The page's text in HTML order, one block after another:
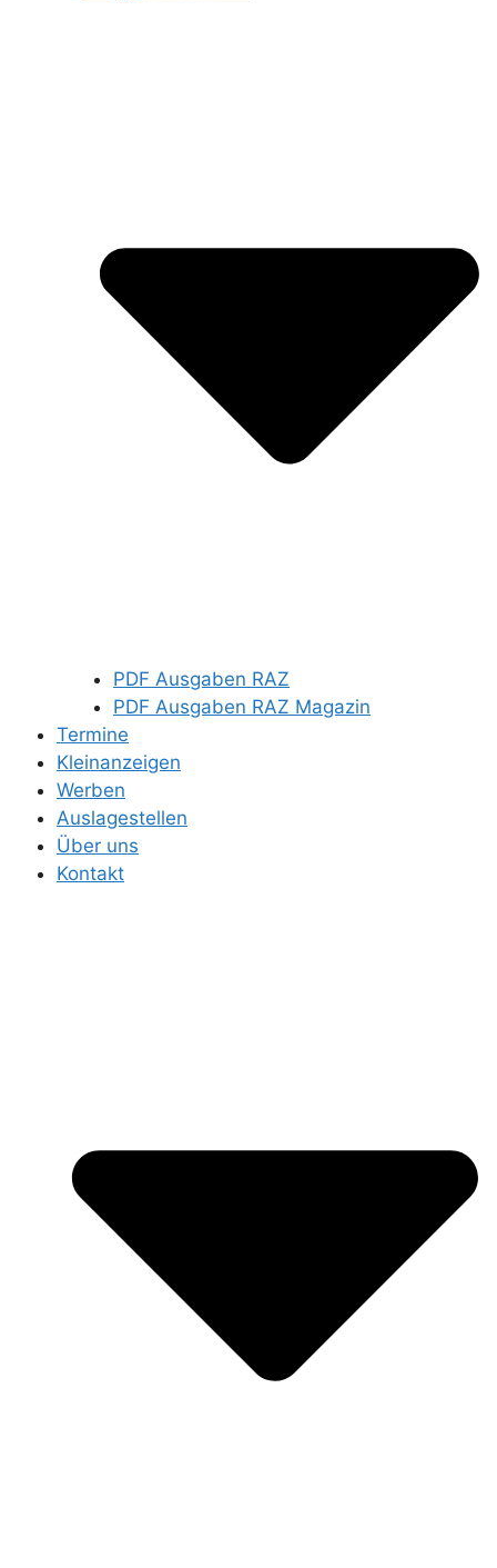
PDF Ausgaben RAZ
PDF Ausgaben RAZ Magazin
Termine
Kleinanzeigen
Werben
Auslagestellen
Über uns
Kontakt